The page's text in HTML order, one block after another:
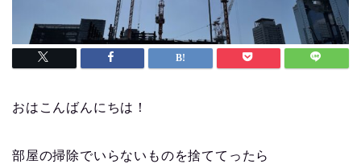
おはこんばんにちは！
部屋の掃除でいらないものを捨ててったら